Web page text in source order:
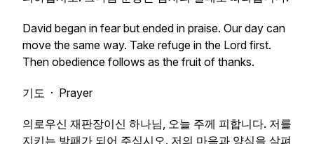
David began in fear but ended in praise. Our day can
move the same way. Take refuge in the Lord first.
Then obedience follows as the fruit of thanks.
기도 · Prayer
의로우신 재판장이신 하나님, 오늘 주께 피합니다. 저를
지키는 방패가 되어 주십시오. 저의 마음과 양심을 살펴